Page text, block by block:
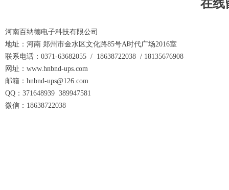
在线
河南百纳德电子科技有限公司
地址：河南 郑州市金水区文化路85号A时代广场2016室
联系电话：0371-63682055 / 18638722038 / 18135676908
网址：www.hnbnd-ups.com
邮箱：hnbnd-ups@126.com
QQ：371648939 389947581
微信：18638722038